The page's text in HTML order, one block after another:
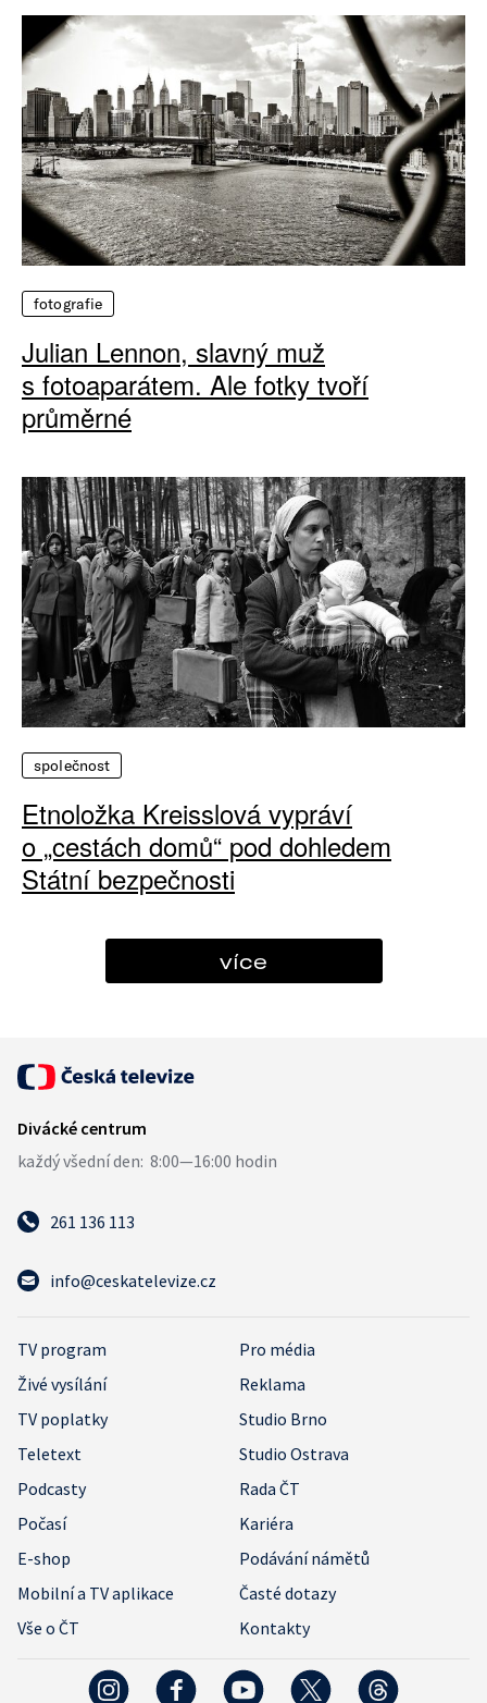
fotografie
Julian Lennon, slavný muž
s fotoaparátem. Ale fotky tvoří
průměrné
společnost
Etnoložka Kreisslová vypráví
o „cestách domů“ pod dohledem
Státní bezpečnosti
více
261 136 113
info@ceskatelevize.cz
TV program
Pro média
Živé vysílání
Reklama
TV poplatky
Studio Brno
Teletext
Studio Ostrava
Podcasty
Rada ČT
Počasí
Kariéra
E-shop
Podávání námětů
Mobilní a TV aplikace
Časté dotazy
Vše o ČT
Kontakty